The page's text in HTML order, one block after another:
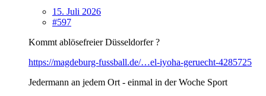
15. Juli 2026
#597
Kommt ablösefreier Düsseldorfer ?
https://magdeburg-fussball.de/…el-iyoha-geruecht-4285725
Jedermann an jedem Ort - einmal in der Woche Sport